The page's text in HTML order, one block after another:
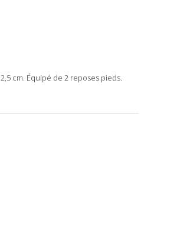
cm. Équipé de 2 reposes pieds.